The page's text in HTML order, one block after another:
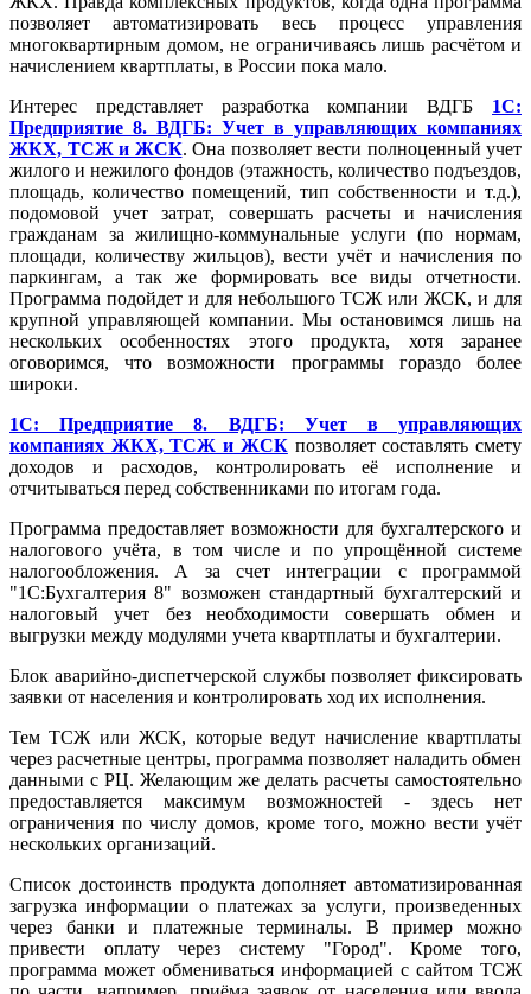
позволяет автоматизировать весь процесс управления
многоквартирным домом, не ограничиваясь лишь расчётом и
начислением квартплаты, в России пока мало.
Интерес представляет разработка компании ВДГБ 1С:
Предприятие 8. ВДГБ: Учет в управляющих компаниях
ЖКХ, ТСЖ и ЖСК. Она позволяет вести полноценный учет
жилого и нежилого фондов (этажность, количество подъездов,
площадь, количество помещений, тип собственности и т.д.),
подомовой учет затрат, совершать расчеты и начисления
гражданам за жилищно-коммунальные услуги (по нормам,
площади, количеству жильцов), вести учёт и начисления по
паркингам, а так же формировать все виды отчетности.
Программа подойдет и для небольшого ТСЖ или ЖСК, и для
крупной управляющей компании. Мы остановимся лишь на
нескольких особенностях этого продукта, хотя заранее
оговоримся, что возможности программы гораздо более
широки.
1С: Предприятие 8. ВДГБ: Учет в управляющих
компаниях ЖКХ, ТСЖ и ЖСКпозволяет составлять смету
доходов и расходов, контролировать её исполнение и
отчитываться перед собственниками по итогам года.
Программа предоставляет возможности для бухгалтерского и
налогового учёта, в том числе и по упрощённой системе
налогообложения. А за счет интеграции с программой
"1С:Бухгалтерия 8" возможен стандартный бухгалтерский и
налоговый учет без необходимости совершать обмен и
выгрузки между модулями учета квартплаты и бухгалтерии.
Блок аварийно-диспетчерской службы позволяет фиксировать
заявки от населения и контролировать ход их исполнения.
Тем ТСЖ или ЖСК, которые ведут начисление квартплаты
через расчетные центры, программа позволяет наладить обмен
данными с РЦ. Желающим же делать расчеты самостоятельно
предоставляется максимум возможностей - здесь нет
ограничения по числу домов, кроме того, можно вести учёт
нескольких организаций.
Список достоинств продукта дополняет автоматизированная
загрузка информации о платежах за услуги, произведенных
через банки и платежные терминалы. В пример можно
привести оплату через систему "Город". Кроме того,
программа может обмениваться информацией с сайтом ТСЖ